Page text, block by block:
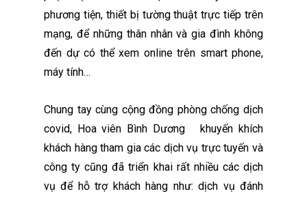
phương tiện, thiết bị tường thuật trực tiếp trên
mạng, để những thân nhân và gia đình không
đến dự có thể xem online trên smart phone,
máy tính…
Chung tay cùng cộng đồng phòng chống dịch
covid, Hoa viên Bình Dương khuyến khích
khách hàng tham gia các dịch vụ trực tuyến và
công ty cũng đã triển khai rất nhiều các dịch
vụ để hỗ trợ khách hàng như: dịch vụ đánh